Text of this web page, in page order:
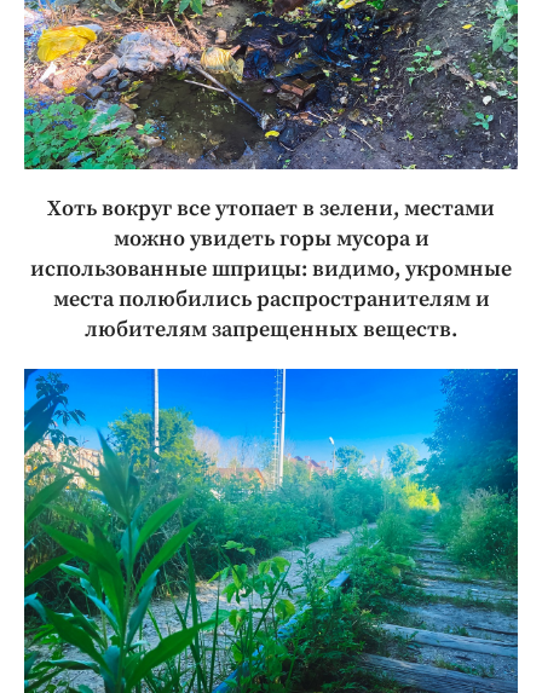
Хоть вокруг все утопает в зелени, местами
можно увидеть горы мусора и
использованные шприцы: видимо, укромные
места полюбились распространителям и
любителям запрещенных веществ.